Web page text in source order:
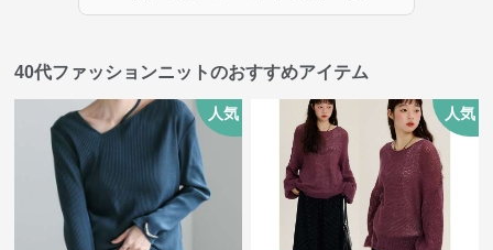
40代ファッションニットのおすすめアイテム
人気 人気